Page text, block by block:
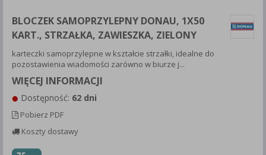
BLOCZEK SAMOPRZYLEPNY DONAU, 1X50
KART., STRZAŁKA, ZAWIESZKA, ZIELONY
karteczki samoprzylepne w kształcie strzałki, idealne do
pozostawienia wiadomości zarówno w biurze j...
WIĘCEJ INFORMACJI
Dostępność: 62 dni
Pobierz PDF
Koszty dostawy
zgoda której udzieliliście podczas zakładania konta.
Każda Państwa zgoda jest dobrowolna i można ją w dowolnym
momencie wycofać.
Klauzula Informacyjna (rozwiń)
Lista Zaufanych Partnerów (rozwiń)